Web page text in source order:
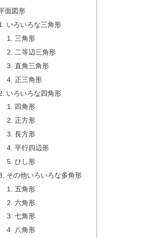
面図形
いろいろな三角形
三角形
二等辺三角形
直角三角形
正三角形
いろいろな四角形
四角形
正方形
長方形
平行四辺形
ひし形
その他いろいろな多角形
五角形
六角形
七角形
八角形